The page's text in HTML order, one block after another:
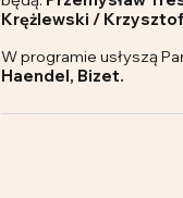
Krężlewski /
W programie usłyszą
Haendel, Bizet.